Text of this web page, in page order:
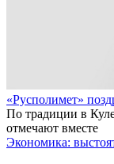
«Русполимет»
По традиции в
отмечают вместе
Экономика: